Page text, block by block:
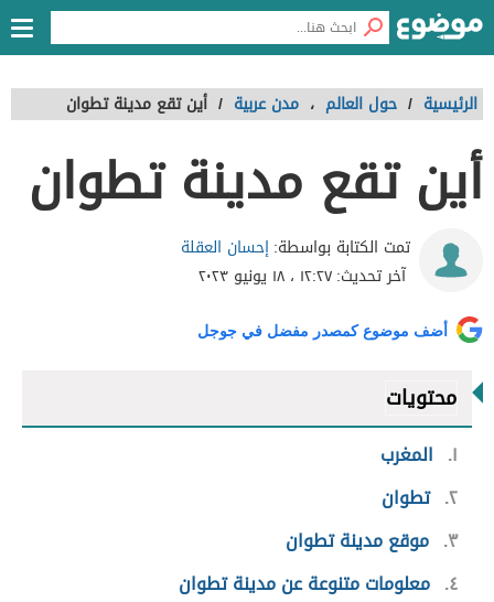
الرئيسية / حول العالم ، مدن عربية / أين تقع مدينة تطوان
أين تقع مدينة تطوان
تمت الكتابة بواسطة:إحسان العقلة
آخر تحديث:١٢:٢٧ ، ١٨ يونيو ٢٠٢٣
أضف موضوع كمصدر مفضل في جوجل
محتويات
١
المغرب
٢ تطوان
٣ موقع مدينة تطوان
٤ معلومات متنوعة عن مدينة تطوان